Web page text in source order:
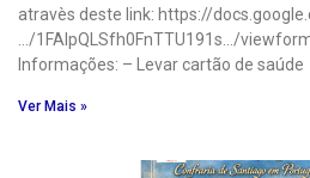
atravès deste link: https://
…/1FAIpQLSfh0FnTTU191s…/
Informações: – Levar cartão de saúde
Ver Mais »